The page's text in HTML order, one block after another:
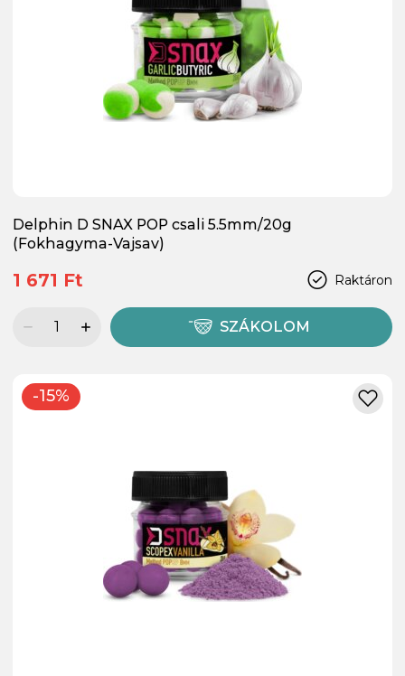
Delphin D SNAX POP csali 5.5mm/20g
(Fokhagyma-Vajsav)
Raktáron
1 671 Ft
SZÁKOLOM
-15%